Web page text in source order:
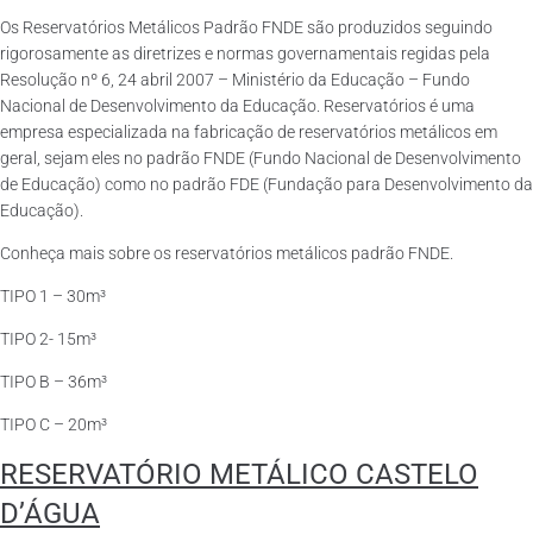
Os Reservatórios Metálicos Padrão FNDE são produzidos seguindo
rigorosamente as diretrizes e normas governamentais regidas pela
Resolução nº 6, 24 abril 2007 – Ministério da Educação – Fundo
Nacional de Desenvolvimento da Educação. Reservatórios é uma
empresa especializada na fabricação de reservatórios metálicos em
geral, sejam eles no padrão FNDE (Fundo Nacional de Desenvolvimento
de Educação) como no padrão FDE (Fundação para Desenvolvimento da
Educação).
Conheça mais sobre os reservatórios metálicos padrão FNDE.
TIPO 1 – 30m³
TIPO 2- 15m³
TIPO B – 36m³
TIPO C – 20m³
RESERVATÓRIO METÁLICO CASTELO
D’ÁGUA